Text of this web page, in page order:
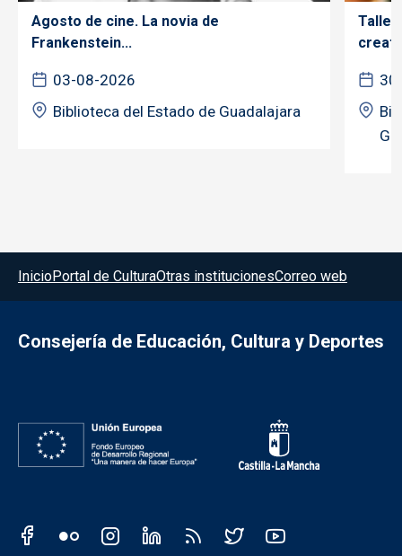
Agosto de cine. La novia de
Frankenstein...
03-08-2026
Biblioteca del Estado de Guadalajara
Taller
Menú del pie
InicioPortal de CulturaOtras institucionesCorreo web
Consejería de Educación, Cultura y Deportes
Redes sociales JCCM